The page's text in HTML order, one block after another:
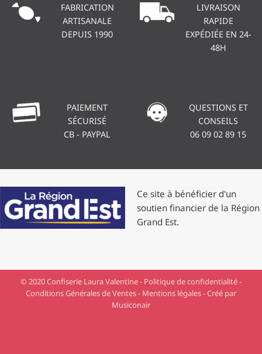
FABRICATION
ARTISANALE
DEPUIS 1990
LIVRAISON
RAPIDE
EXPÉDIÉE EN 24-
48H
PAIEMENT
SÉCURISÉ
CB - PAYPAL
QUESTIONS ET
CONSEILS
06 09 02 89 15
Ce site à bénéficier d'un
soutien financier de la Région
Grand Est.
© 2020 Confiserie Laura Valentine - Politique de confidentialité-
Conditions Générales de Ventes- Mentions légales- Créé par
Musiconair